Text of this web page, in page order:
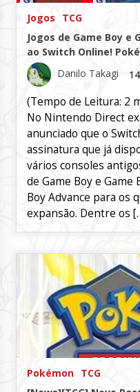
Jogos
TCG
Jogos de Game Boy e
ao Switch Online!
Danilo Takagi
(Tempo de Leitura: 2
No Nintendo Direct
anunciado que o
assinatura que já
vários consoles
de Game Boy e Game
Boy Advance para os
expansão. Dentre os
Pokémon
TCG